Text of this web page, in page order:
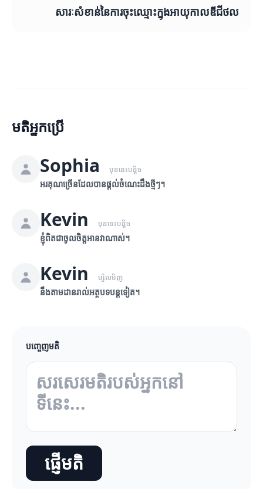
សារៈសំខាន់នៃការចុះឈ្មោះក្នុងអាយុកាលឌីជីថល
មតិអ្នកប្រើ
Sophia មុននេះបន្តិច
អរគុណច្រើនដែលបានផ្តល់ចំណេះដឹងថ្មីៗ។
Kevin មុននេះបន្តិច
ខ្ញុំពិតជាចូលចិត្តអានវាណាស់។
Kevin ម្សិលមិញ
នឹងតាមដានរាល់អត្ថបទបន្តទៀត។
បញ្ចេញមតិ
ផ្ញើមតិ